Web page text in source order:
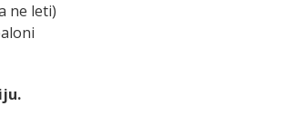
ne leti)